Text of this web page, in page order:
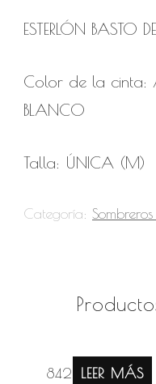
ESTERLÓN BASTO
Color de la cinta:
BLANCO
Talla: ÚNICA (M)
Categoría:
842 LEER MÁS